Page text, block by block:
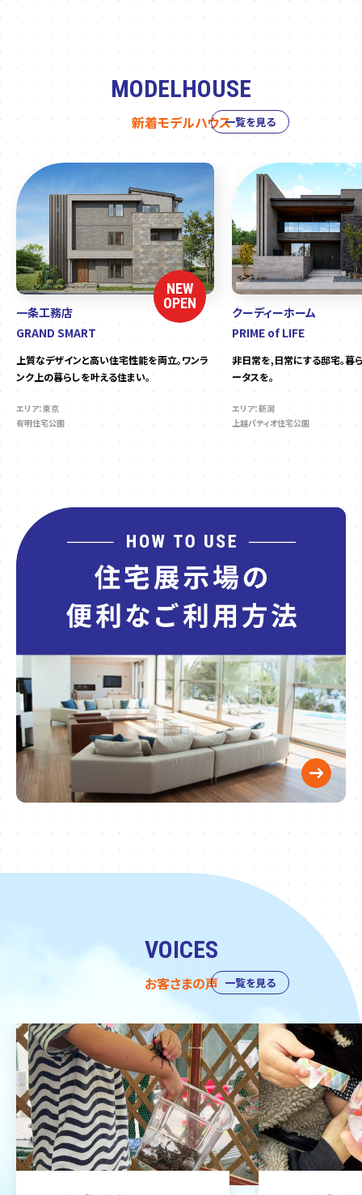
MODELHOUSE
新着モデルハウス
NEW
OPEN
一条工務店
GRAND SMART
上質なデザインと高い住宅性能を両立。ワンラ
ンク上の暮らしを叶える住まい。
エリア：東京
有明住宅公園
クーディーホーム
PRIME of LIFE
非日常を,日常にする邸宅。暮
ータスを。
エリア：新潟
上越パティオ住宅公園
一覧を見る
VOICES
お客さまの声 一覧を見る